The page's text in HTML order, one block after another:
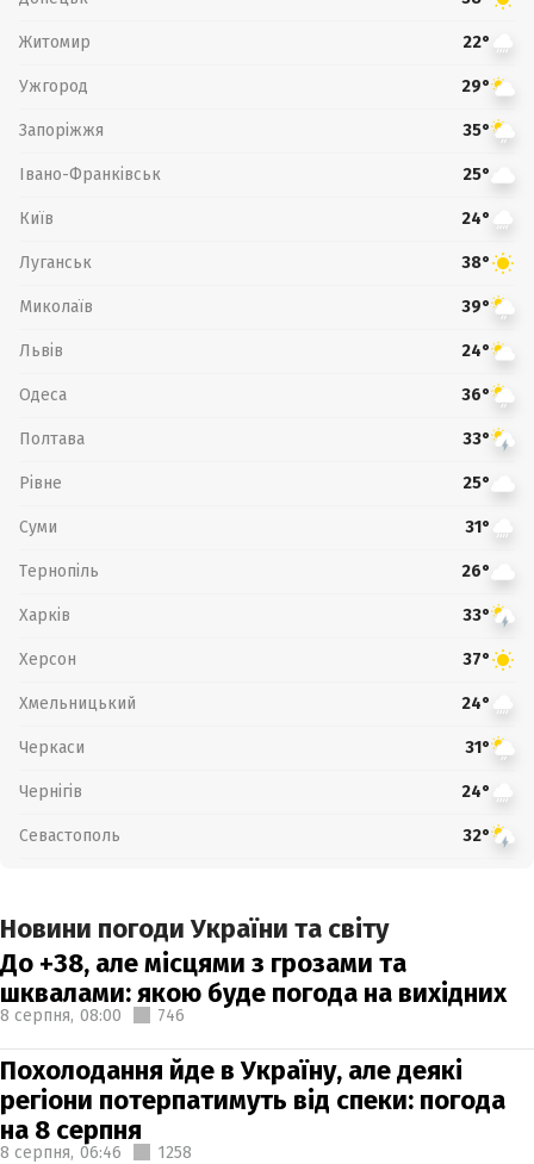
Житомир 22°
Ужгород 29°
Запоріжжя 35°
Івано-Франківськ 25°
Київ 24°
Луганськ 38°
Миколаїв 39°
Львів 24°
Одеса 36°
Полтава 33°
Рівне 25°
Суми 31°
Тернопіль 26°
Харків 33°
Херсон 37°
Хмельницький 24°
Черкаси 31°
Чернігів 24°
Севастополь 32°
Новини погоди України та світу
До +38, але місцями з грозами та
шквалами: якою буде погода на вихідних
8 серпня, 08:00 746
Похолодання йде в Україну, але деякі
регіони потерпатимуть від спеки: погода
на 8 серпня
8 серпня, 06:46 1258